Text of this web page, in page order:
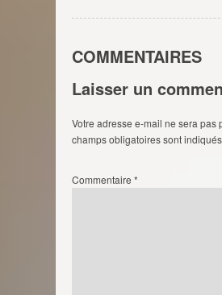
COMMENTAIRES
Laisser un
Votre adresse e-mail ne sera pas
champs obligatoires sont
Commentaire *